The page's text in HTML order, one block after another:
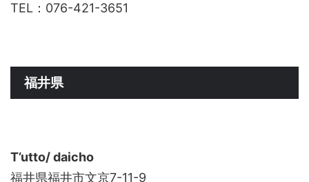
TEL：076-421-3651
福井県
T’utto/ daicho
福井県福井市文京7-11-9